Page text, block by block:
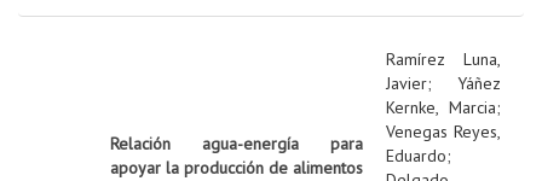
Relación agua-energía para
apoyar la producción de alimentos
Ramírez Luna,
Javier; Yáñez
Kernke, Marcia;
Venegas Reyes,
Eduardo;